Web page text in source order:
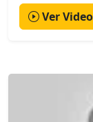
Ver Video